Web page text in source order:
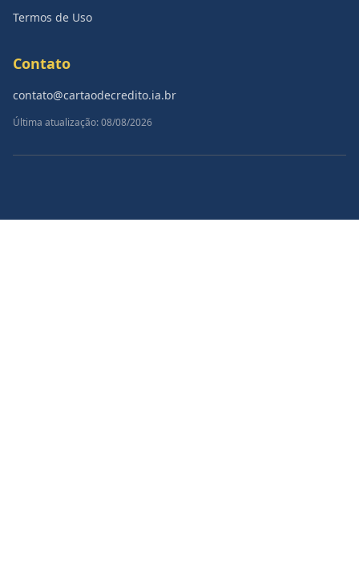
Termos de Uso
Contato
contato@cartaodecredito.ia.br
Última atualização: 08/08/2026